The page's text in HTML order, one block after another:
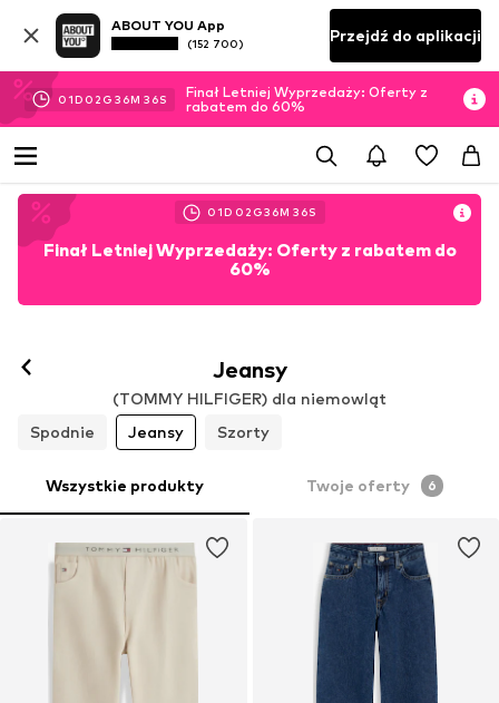
ABOUT YOU App
(152 700) Przejdź do aplikacji
01D 02 G 36M 35S
Finał Letniej Wyprzedaży: Oferty z
rabatem do 60%
01D 02 G36M 35S
Finał Letniej Wyprzedaży: Oferty z rabatem do
60%
Jeansy
(TOMMY HILFIGER) dla niemowląt
Spodnie
Jeansy Szorty
Wszystkie produkty Twoje oferty 6